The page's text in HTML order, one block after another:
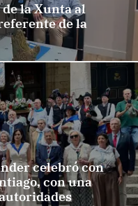
la Xunta al
de la
celebró con
con una